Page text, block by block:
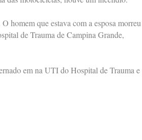
homem que estava com a esposa morreu
de Trauma de Campina Grande,
em na UTI do Hospital de Trauma e